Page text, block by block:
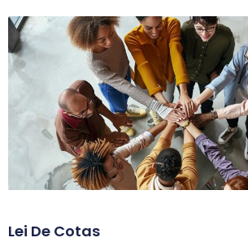
Lei De Cotas